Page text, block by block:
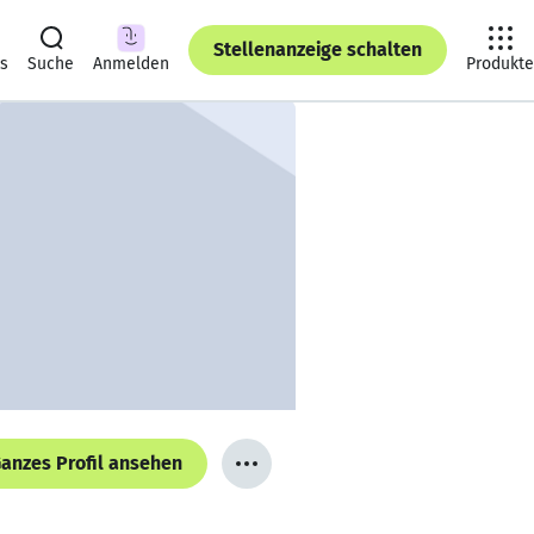
Suche Anmelden
Stellenanzeige schalten
Produkte
Profil ansehen